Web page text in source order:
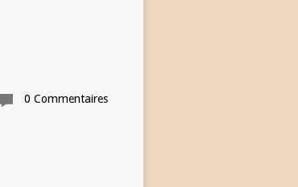
0 Commentaires